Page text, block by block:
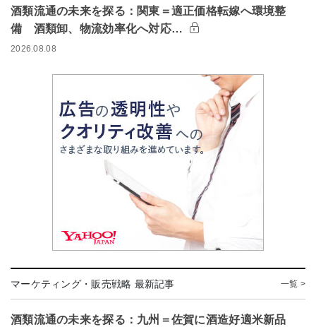
酒類流通の未来を探る：関東＝適正価格転嫁へ環境整
備 酒類卸、物流効率化へ対応…
2026.08.08
マーケティング・販売戦略 最新記事 一覧 >
酒類流通の未来を探る：九州＝佐賀に酒造好適米新品